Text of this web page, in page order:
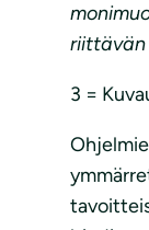
riittävän
3 =